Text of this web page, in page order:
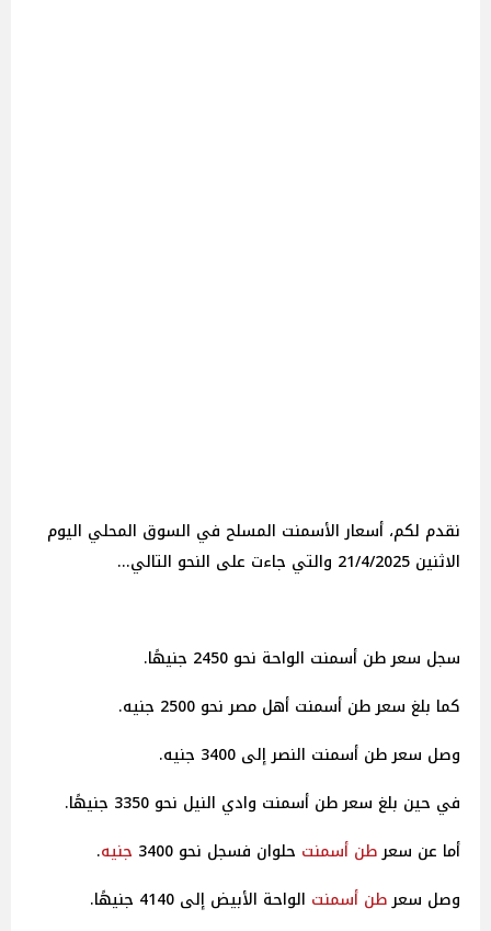
نقدم لكم، أسعار الأسمنت المسلح في السوق المحلي اليوم
الاثنين 21/4/2025 والتي جاءت على النحو التالي...
سجل سعر طن أسمنت الواحة نحو 2450 جنيهًا.
كما بلغ سعر طن أسمنت أهل مصر نحو 2500 جنيه.
وصل سعر طن أسمنت النصر إلى 3400 جنيه.
في حين بلغ سعر طن أسمنت وادي النيل نحو 3350 جنيهًا.
أما عن سعرطن أسمنت حلوان فسجل نحو 3400 جنيه.
وصل سعرطن أسمنت الواحة الأبيض إلى 4140 جنيهًا.